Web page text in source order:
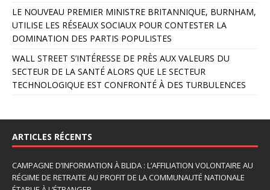
e
:
LE NOUVEAU PREMIER MINISTRE BRITANNIQUE, BURNHAM,
UTILISE LES RÉSEAUX SOCIAUX POUR CONTESTER LA
DOMINATION DES PARTIS POPULISTES
WALL STREET S’INTÉRESSE DE PRÈS AUX VALEURS DU
SECTEUR DE LA SANTÉ ALORS QUE LE SECTEUR
TECHNOLOGIQUE EST CONFRONTÉ À DES TURBULENCES
ARTICLES RÉCENTS
CAMPAGNE D’INFORMATION À BLIDA : L’AFFILIATION VOLONTAIRE AU
RÉGIME DE RETRAITE AU PROFIT DE LA COMMUNAUTÉ NATIONALE